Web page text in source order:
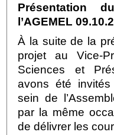
Présentation
l’AGEMEL
À la suite de la
projet au Vice-
Sciences et
avons été
sein de
par la même
de délivrer les